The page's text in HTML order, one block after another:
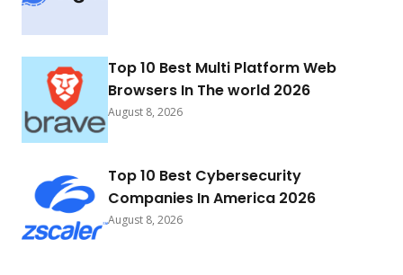
Top 10 Best Multi Platform Web
Browsers In The world 2026
August 8, 2026
Top 10 Best Cybersecurity
Companies In America 2026
August 8, 2026